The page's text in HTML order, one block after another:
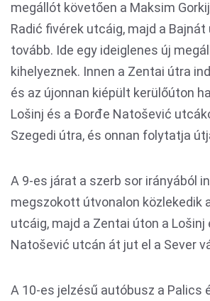
megállót követően a Maksim
Radić fivérek utcáig, majd a
tovább. Ide egy ideiglenes új
kihelyeznek. Innen a Zentai útra
és az újonnan kiépült kerülőúton
Lošinj és a Đorđe Natošević
Szegedi útra, és onnan folytatja
A 9-es járat a szerb sor irányából
megszokott útvonalon közlekedik
utcáig, majd a Zentai úton a
Natošević utcán át jut el a Sever
A 10-es jelzésű autóbusz a Palics